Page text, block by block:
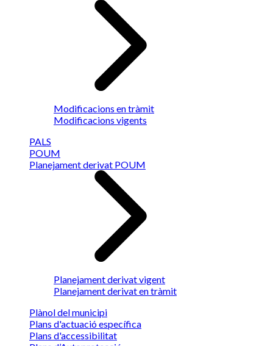
Modificacions en tràmit
Modificacions vigents
PALS
POUM
Planejament derivat POUM
Planejament derivat vigent
Planejament derivat en tràmit
Plànol del municipi
Plans d'actuació específica
Plans d'accessibilitat